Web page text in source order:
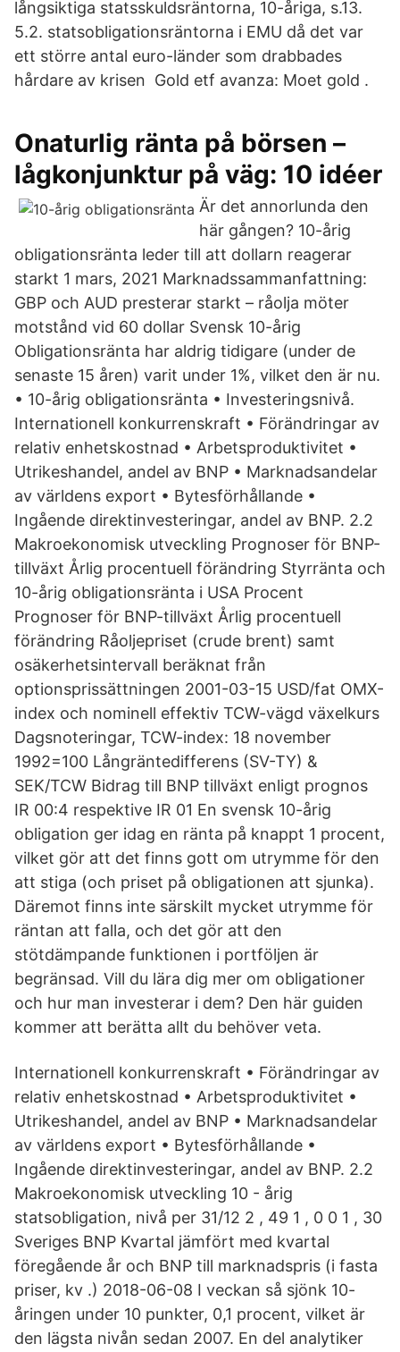
långsiktiga statsskuldsräntorna, 10-åriga, s.13.
5.2. statsobligationsräntorna i EMU då det var
ett större antal euro-länder som drabbades
hårdare av krisen Gold etf avanza: Moet gold .
Onaturlig ränta på börsen –
lågkonjunktur på väg: 10 idéer
Är det annorlunda den
här gången? 10-årig
obligationsränta leder till att dollarn reagerar
starkt 1 mars, 2021 Marknadssammanfattning:
GBP och AUD presterar starkt – råolja möter
motstånd vid 60 dollar Svensk 10-årig
Obligationsränta har aldrig tidigare (under de
senaste 15 åren) varit under 1%, vilket den är nu.
• 10-årig obligationsränta • Investeringsnivå.
Internationell konkurrenskraft • Förändringar av
relativ enhetskostnad • Arbetsproduktivitet •
Utrikeshandel, andel av BNP • Marknadsandelar
av världens export • Bytesförhållande •
Ingående direktinvesteringar, andel av BNP. 2.2
Makroekonomisk utveckling Prognoser för BNP-
tillväxt Årlig procentuell förändring Styrränta och
10-årig obligationsränta i USA Procent
Prognoser för BNP-tillväxt Årlig procentuell
förändring Råoljepriset (crude brent) samt
osäkerhetsintervall beräknat från
optionsprissättningen 2001-03-15 USD/fat OMX-
index och nominell effektiv TCW-vägd växelkurs
Dagsnoteringar, TCW-index: 18 november
1992=100 Långräntedifferens (SV-TY) &
SEK/TCW Bidrag till BNP tillväxt enligt prognos
IR 00:4 respektive IR 01 En svensk 10-årig
obligation ger idag en ränta på knappt 1 procent,
vilket gör att det finns gott om utrymme för den
att stiga (och priset på obligationen att sjunka).
Däremot finns inte särskilt mycket utrymme för
räntan att falla, och det gör att den
stötdämpande funktionen i portföljen är
begränsad. Vill du lära dig mer om obligationer
och hur man investerar i dem? Den här guiden
kommer att berätta allt du behöver veta.
Internationell konkurrenskraft • Förändringar av
relativ enhetskostnad • Arbetsproduktivitet •
Utrikeshandel, andel av BNP • Marknadsandelar
av världens export • Bytesförhållande •
Ingående direktinvesteringar, andel av BNP. 2.2
Makroekonomisk utveckling 10 - årig
statsobligation, nivå per 31/12 2 , 49 1 , 0 0 1 , 30
Sveriges BNP Kvartal jämfört med kvartal
föregående år och BNP till marknadspris (i fasta
priser, kv .) 2018-06-08 I veckan så sjönk 10-
åringen under 10 punkter, 0,1 procent, vilket är
den lägsta nivån sedan 2007. En del analytiker